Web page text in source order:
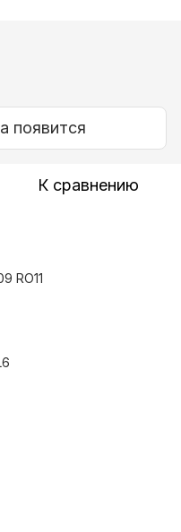
появится
К сравнению
RO11